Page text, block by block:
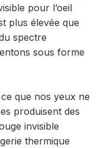
pour l’oeil
plus élevée que
spectre
sous forme
que nos yeux ne
produisent des
invisible
thermique